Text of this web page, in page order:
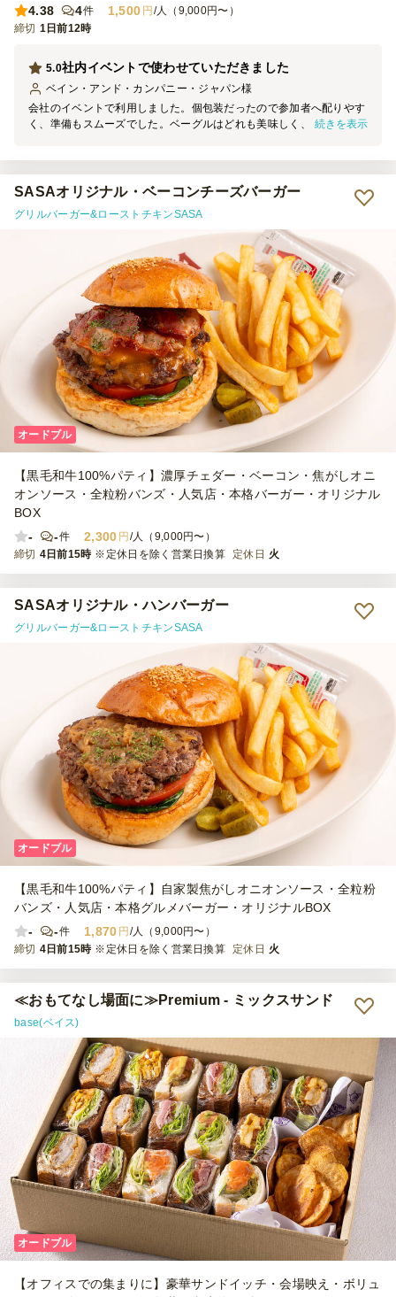
4.38
4件 1,500 円 /人（9,000円〜）
締切 1日前12時
社内イベントで使わせていただきました
5.0
ベイン・アンド・カンパニー・ジャパン様
会社のイベントで利用しました。個包装だったので参加者へ配りやす
く、準備もスムーズでした。ベーグルはどれも美味しく、見た目も華
続きを表示
SASAオリジナル・ベーコンチーズバーガー
グリルバーガー&ローストチキンSASA
オードブル
【黒毛和牛100%パティ】濃厚チェダー・ベーコン・焦がしオニ
オンソース・全粒粉バンズ・人気店・本格バーガー・オリジナル
BOX
-
-件 2,300 円 /人（9,000円〜）
締切 4日前15時 ※定休日を除く営業日換算 定休日 火
SASAオリジナル・ハンバーガー
グリルバーガー&ローストチキンSASA
オードブル
【黒毛和牛100%パティ】自家製焦がしオニオンソース・全粒粉
バンズ・人気店・本格グルメバーガー・オリジナルBOX
-
-件 1,870 円 /人（9,000円〜）
締切 4日前15時 ※定休日を除く営業日換算 定休日 火
≪おもてなし場面に≫Premium - ミックスサンド
base(ベイス)
オードブル
【オフィスでの集まりに】豪華サンドイッチ・会場映え・ボリュ